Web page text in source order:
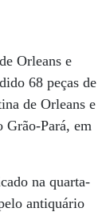
Orleans e
68 peças de
de Orleans e
Grão-Pará, em
na quarta-
antiquário